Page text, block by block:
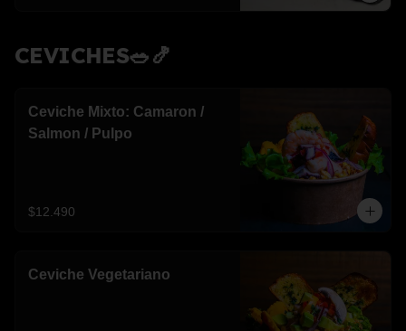
CEVICHES🥗🍤
Ceviche Mixto: Camaron /
Salmon / Pulpo
$12.490
Ceviche Vegetariano